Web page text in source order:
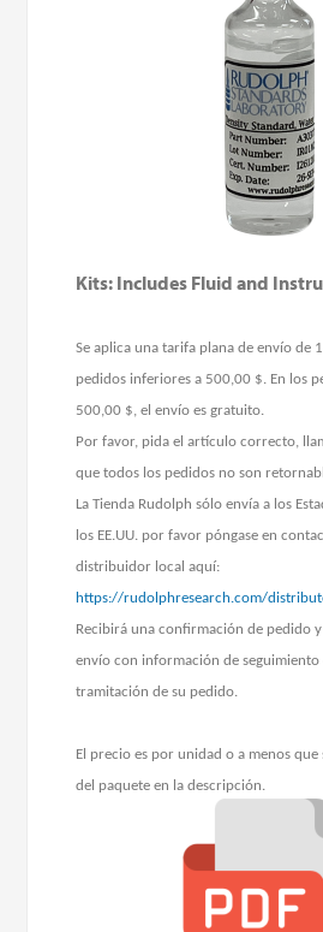
Kits: Includes Fluid and
Se aplica una tarifa plana de envío de
pedidos inferiores a 500,00 $. En los
500,00 $, el envío es gratuito.
Por favor, pida el artículo correcto,
que todos los pedidos no son
La Tienda Rudolph sólo envía a los
los EE.UU. por favor póngase en
distribuidor local aquí:
https://rudolphresearch.com/
Recibirá una confirmación de pedido
envío con información de seguimiento
tramitación de su pedido.
El precio es por unidad o a menos
del paquete en la descripción.